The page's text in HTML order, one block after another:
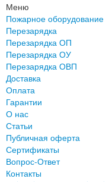
Меню
Пожарное оборудование
Перезарядка
Перезарядка ОП
Перезарядка ОУ
Перезарядка ОВП
Доставка
Оплата
Гарантии
О нас
Статьи
Публичная оферта
Сертификаты
Вопрос-Ответ
Контакты